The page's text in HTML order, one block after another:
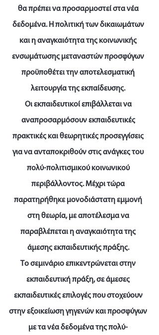
θα πρέπει να προσαρμοστεί στα νέα
δεδομένα. Η πολιτική των δικαιωμάτων
και η αναγκαιότητα της κοινωνικής
ενσωμάτωσης μεταναστών προσφύγων
προϋποθέτει την αποτελεσματική
λειτουργία της εκπαίδευσης.
Οι εκπαιδευτικοί επιβάλλεται να
αναπροσαρμόσουν εκπαιδευτικές
πρακτικές και θεωρητικές προσεγγίσεις
για να ανταποκριθούν στις ανάγκες του
πολύ-πολιτισμικού κοινωνικού
περιβάλλοντος. Μέχρι τώρα
παρατηρήθηκε μονοδιάστατη εμμονή
στη θεωρία, με αποτέλεσμα να
παραβλέπεται η αναγκαιότητα της
άμεσης εκπαιδευτικής πράξης.
Το σεμινάριο επικεντρώνεται στην
εκπαιδευτική πράξη, σε άμεσες
εκπαιδευτικές επιλογές που στοχεύουν
στην εξοικείωση γηγενών και προσφύγων
με τα νέα δεδομένα της πολύ-